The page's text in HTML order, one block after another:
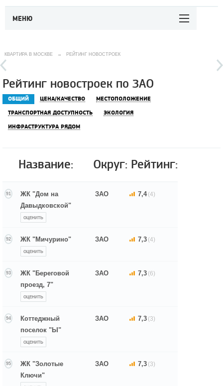
МЕНЮ
КВАРТИРА В МОСКВЕ → РЕЙТИНГ НОВОСТРОЕК
Рейтинг новостроек по ЗАО
ОБЩИЙ ЦЕНА/КАЧЕСТВО
МЕСТОПОЛОЖЕНИЕ
ТРАНСПОРТНАЯ ДОСТУПНОСТЬ
ЭКОЛОГИЯ
ИНФРАСТРУКТУРА РЯДОМ
Название: Округ: Рейтинг:
91
ЖК "Дом на
Давыдковской"
ОЦЕНИТЬ
ЗАО 7,4 (4)
92 ЖК "Мичурино"
ОЦЕНИТЬ
ЗАО 7,3 (4)
93
ЖК "Береговой
проезд, 7"
ОЦЕНИТЬ
ЗАО 7,3 (6)
94
Коттеджный
поселок "Ы"
ОЦЕНИТЬ
ЗАО 7,3 (3)
95
ЖК "Золотые
Ключи"
ЗАО 7,3 (3)